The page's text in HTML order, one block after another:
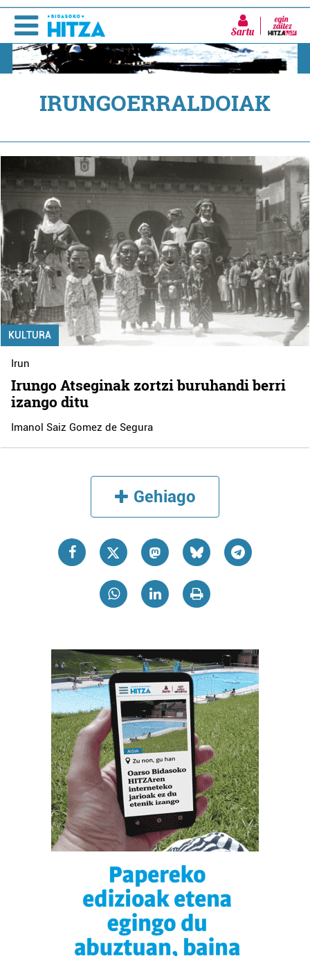
Sartu
IRUNGOERRALDOIAK
KULTURA
Irun
Irungo Atseginak zortzi buruhandi berri
izango ditu
Imanol Saiz Gomez de Segura
Gehiago